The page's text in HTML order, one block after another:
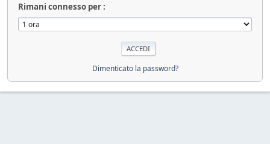
Rimani connesso per :
Dimenticato la password?